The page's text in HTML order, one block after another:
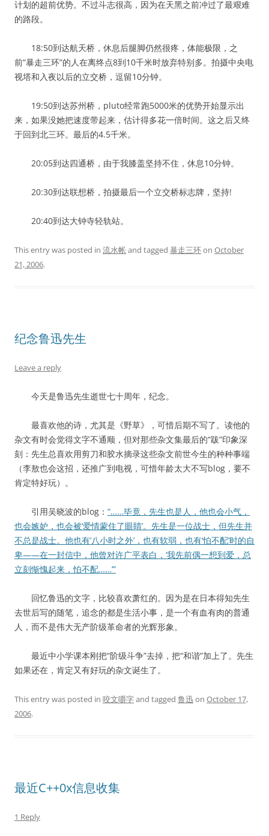
计划的超前优势。不过斗志很高，因为在天黑之前冲过了最艰难
的路段。
18:50到达航天桥，休息后腿脚仍然很疼，体能极限，之
前“暴走三环”的人在离终点8到10千米时放弃特别多。拍摄中央电
视塔和入夜以后的立交桥，逗留10分钟。
19:50到达苏州桥，pluto经常跑5000米的优势开始显示出
来，如果没她把速度带起来，估计得多花一倍时间。这之后又终
于回到北三环。最后的4.5千米。
20:05到达四通桥，由于我膝盖坚持不住，休息10分钟。
20:30到达联想桥，拍摄最后一个立交桥标志牌，坚持!
20:40到达大钟寺轻轨站。
This entry was posted in 流水帐 and tagged 暴走三环on October
21, 2006.
纪念鲁迅先生
Leave a reply
今天是鲁迅先生逝世七十周年，纪念。
最喜欢他的诗，尤其是《野草》，可惜后期不写了。读他的
杂文有时会觉得文字不通顺，但对那些杂文集最后的“跋”印象深
刻：先生总喜欢用剪刀和胶水摘录这些杂文前世今生的种种事端
（李敖也会这招，还推广到电视，可惜年龄太大不写blog，要不
肯定特好玩）。
引用吴晓波的blog： “……毕竟，先生也是人，他也会小气，
也会嫉妒，也会被‘爱情蒙住了眼睛’。先生是一位战士，但先生并
不总是战士。他也有‘八小时之外’，也有软弱，也有‘怕不配’时的自
卑——在一封信中，他曾对许广平表白，‘我先前偶一想到爱，总
立刻惭愧起来，怕不配……’”
回忆鲁迅的文字，比较喜欢萧红的。因为是在日本得知先生
去世后写的随笔，追念的都是生活小事，是一个有血有肉的普通
人，而不是伟大无产阶级革命者的光辉形象。
最近中小学课本刚把“阶级斗争”去掉，把“和谐”加上了。先生
如果还在，肯定又有好玩的杂文诞生了。
This entry was posted in 咬文嚼字and tagged 鲁迅 on October 17,
2006.
最近C++0x信息收集
1 Reply